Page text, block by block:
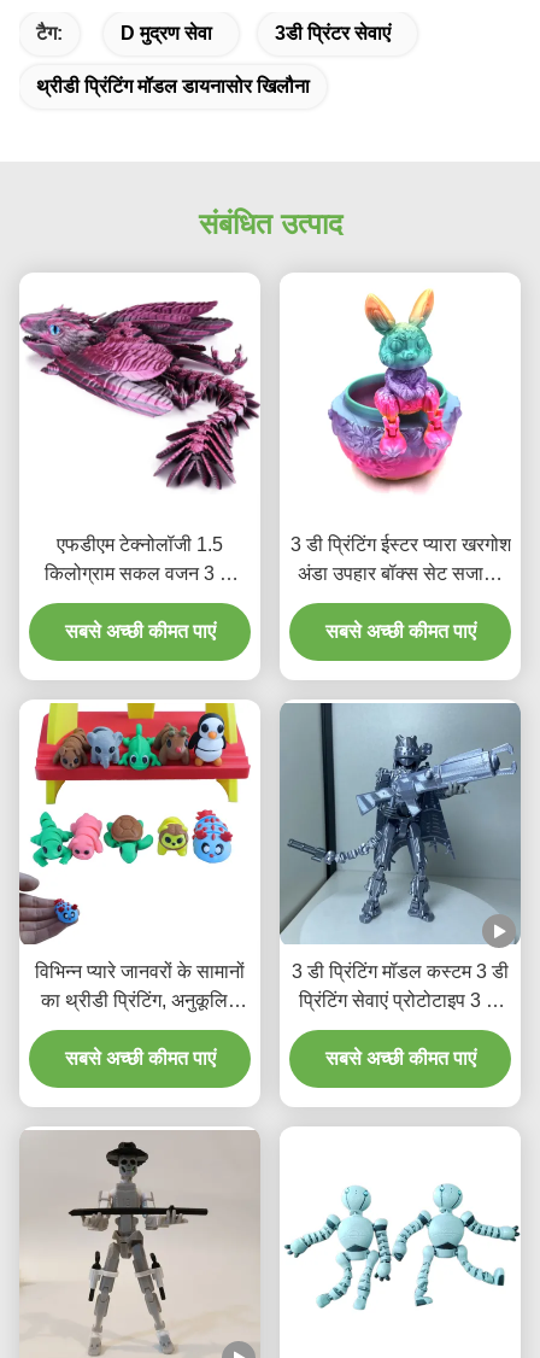
टैग: D मुद्रण सेवा 3डी प्रिंटर सेवाएं
थ्रीडी प्रिंटिंग मॉडल डायनासोर खिलौना
संबंधित उत्पाद
एफडीएम टेक्नोलॉजी 1.5
किलोग्राम सकल वजन 3 डी
प्रिंटिंग सेवा 1.75 मिमी
सबसे अच्छी कीमत पाएं
3 डी प्रिंटिंग ईस्टर प्यारा खरगोश
अंडा उपहार बॉक्स सेट सजावट
उपहार 3 डी प्रिंटिंग सेवा
सबसे अच्छी कीमत पाएं
विभिन्न प्यारे जानवरों के सामानों
का थ्रीडी प्रिंटिंग, अनुकूलित
प्रिंटिंग सेवाएं प्रदान करना
सबसे अच्छी कीमत पाएं
3 डी प्रिंटिंग मॉडल कस्टम 3 डी
प्रिंटिंग सेवाएं प्रोटोटाइप 3 डी
प्रिंटिंग मॉडल
सबसे अच्छी कीमत पाएं